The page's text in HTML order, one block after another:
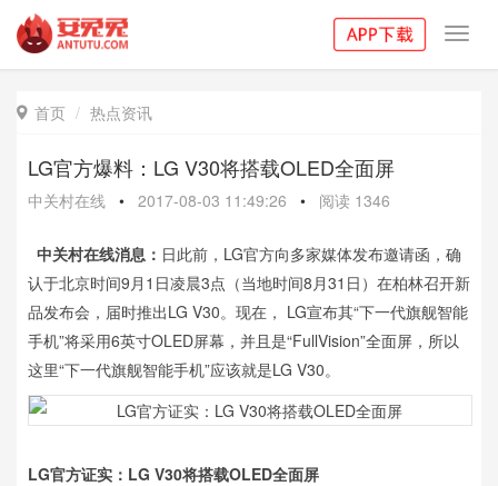
 首页 热点资讯
LG官方爆料：LG V30将搭载OLED全面屏
中关村在线 • 2017-08-03 11:49:26 • 阅读 1346
中关村在线消息： 日此前，LG官方向多家媒体发布邀请函，确
认于北京时间9月1日凌晨3点（当地时间8月31日）在柏林召开新
品发布会，届时推出LG V30。现在， LG宣布其“下一代旗舰智能
手机”将采用6英寸OLED屏幕，并且是“FullVision”全面屏，所以
这里“下一代旗舰智能手机”应该就是LG V30。
LG官方证实：LG V30将搭载OLED全面屏